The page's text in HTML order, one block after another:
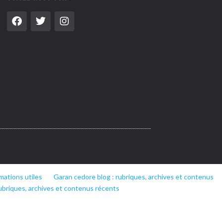
utiles
Garan cedore blog : rubriques, archives et contenus
archives et contenus récents